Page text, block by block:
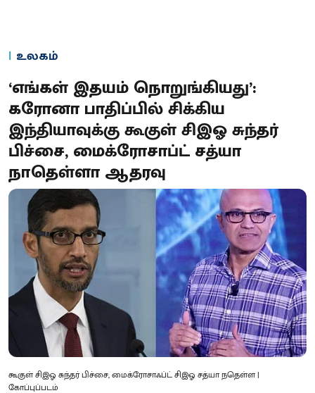
உலகம்
‘எங்கள் இதயம் நொறுங்கியது’:
கரோனா பாதிப்பில் சிக்கிய
இந்தியாவுக்கு கூகுள் சிஇஓ சுந்தர்
பிச்சை, மைக்ரோசாப்ட் சத்யா
நாதெள்ளா ஆதரவு
கூகுள் சிஇஓ சுந்தர் பிச்சை, மைக்ரோசாஃப்ட் சிஇஓ சத்யா நதெள்ள |
கோப்புப்படம்